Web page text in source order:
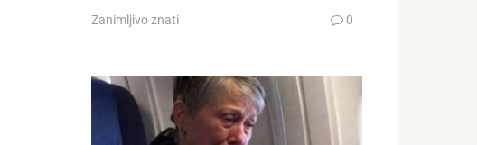
Zanimljivo znati 0